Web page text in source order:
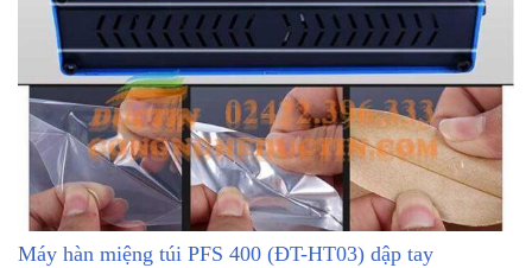
Máy hàn miệng túi PFS 400 (ĐT-HT03) dập tay